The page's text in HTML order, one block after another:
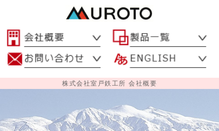
株式会社室戸鉄工所 会社概要